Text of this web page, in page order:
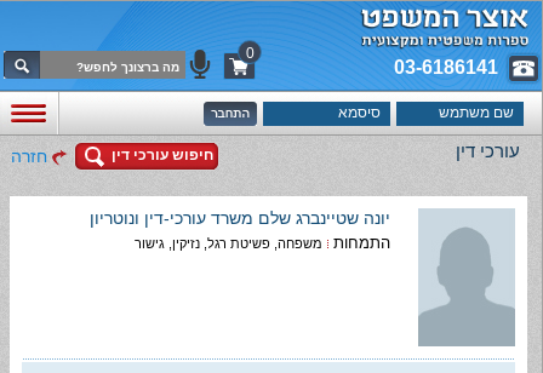
03-6186141
0
עורכי דין חיפוש עורכי דין חזרה
יונה שטיינברג שלם משרד עורכי-דין ונוטריון
התמחות משפחה, פשיטת רגל, נזיקין, גישור